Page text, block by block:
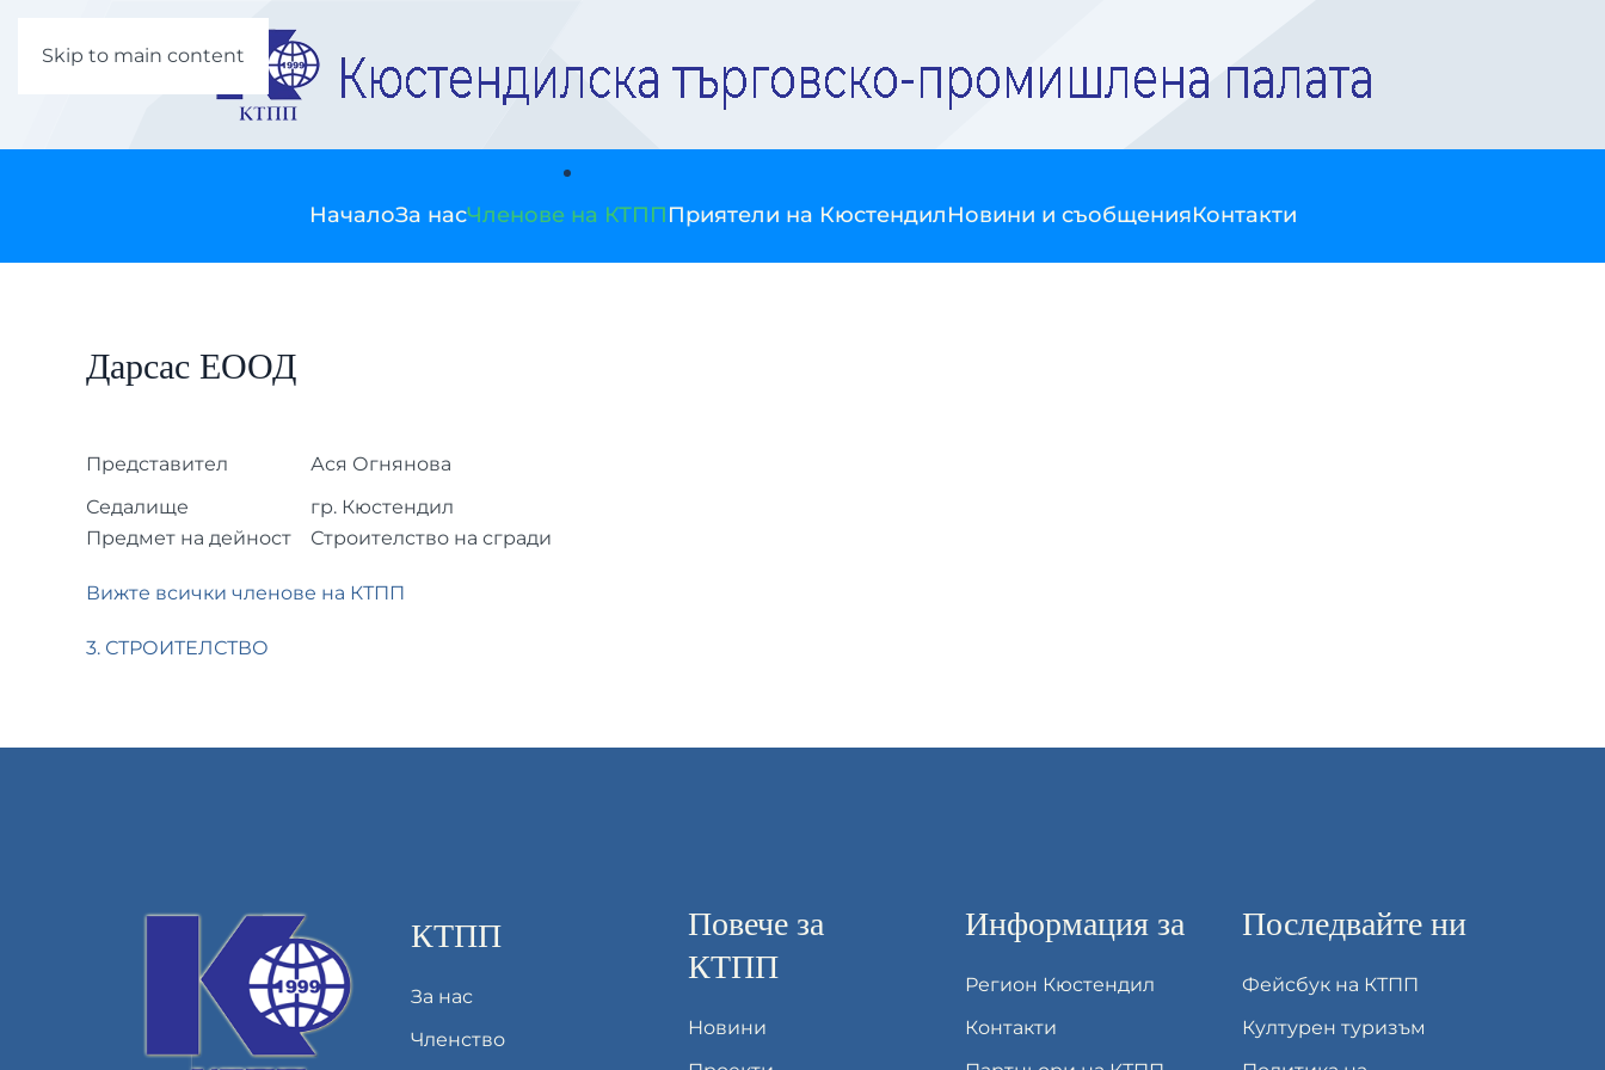
Skip to main content
НачалоЗа насЧленове на КТПППриятели на КюстендилНовини и съобщенияКонтакти
Дарсас ЕООД
Представител
Ася Огнянова
Седалище
гр. Кюстендил
Предмет на дейност
Строителство на сгради
Вижте всички членове на КТПП
3. СТРОИТЕЛСТВО
КТПП
За нас
Членство
Повече за
КТПП
Новини
Информация за
Регион Кюстендил
Контакти
Последвайте ни
Фейсбук на КТПП
Културен туризъм